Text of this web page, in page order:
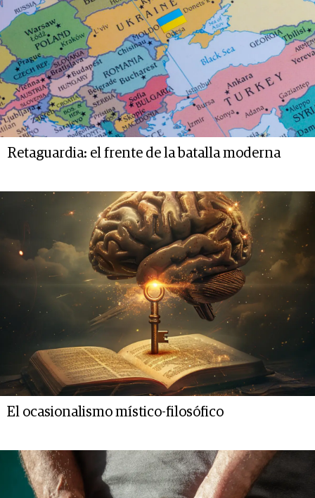
Retaguardia: el frente de la batalla moderna
El ocasionalismo místico-filosófico